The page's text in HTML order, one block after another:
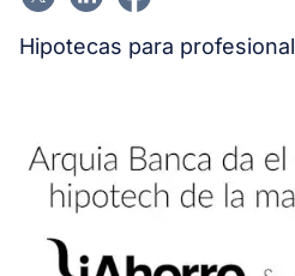
Hipotecas para